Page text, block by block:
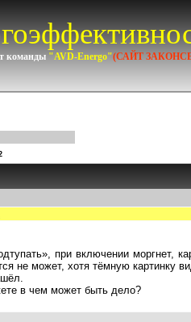
команды "AVD-Energo"(САЙТ
при включении моргнет,
не может, хотя тёмную картинку
в чем может быть дело?